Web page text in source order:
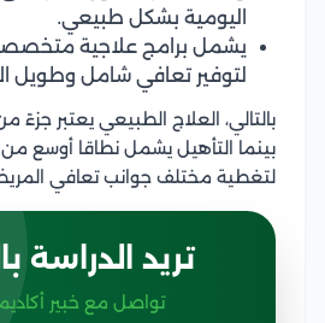
اليومية بشكل طبيعي.
يشمل برامج علاجية
لتوفير تعافي شامل وطويل
بالتالي، العلاج الطبيعي يعتبر جزءً
بينما التأهيل يشمل نطاقا أوسع من
لتغطية مختلف جوانب تعافي
تريد الدراسة
تواصل مع خبير